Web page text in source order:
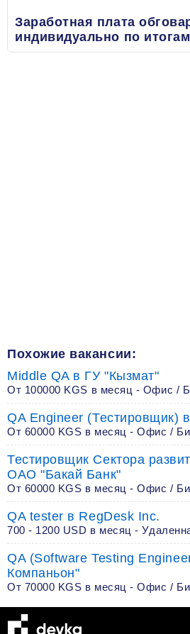
Заработная плата
индивидуально по
Похожие вакансии:
Middle QA в ГУ "Кызмат"
От 100000 KGS в месяц - Офис /
QA Engineer (Тестировщик)
От 60000 KGS в месяц - Офис /
Тестировщик Сектора
ОАО "Бакай Банк"
От 60000 KGS в месяц - Офис /
QA tester в RegDesk Inc.
700 - 1200 USD в месяц -
QA (Software Testing
Компаньон"
От 70000 KGS в месяц - Офис /